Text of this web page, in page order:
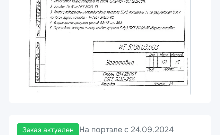
Заказ актуален На портале с 24.09.2024